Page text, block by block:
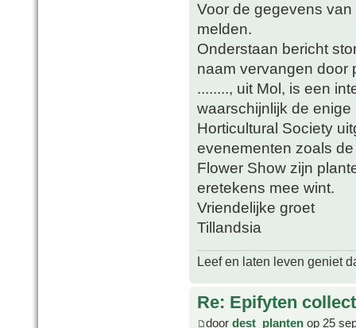
Voor de gegevens
melden.
Onderstaan bericht
naam vervangen door
........, uit Mol, is een
waarschijnlijk de
Horticultural Society
evenementen zoals
Flower Show zijn
eretekens mee wint.
Vriendelijke groet
Tillandsia
Leef en laten leven geniet
Re: Epifyten
door dest_planten op 25